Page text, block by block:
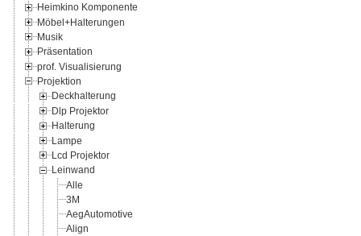
Heimkino Komponente
Möbel+Halterungen
Musik
Präsentation
prof. Visualisierung
Projektion
Deckhalterung
Dlp Projektor
Halterung
Lampe
Lcd Projektor
Leinwand
Alle
3M
AegAutomotive
Align